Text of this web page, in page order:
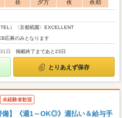
昼 夕方 夜
夜勤
）〈京都祇園〉EXCELLENT
応募のみとなります
日 掲載終了まであと23日
とりあえず保存
未経験者歓迎
備】《週1～OK◎》週払い＆給与手